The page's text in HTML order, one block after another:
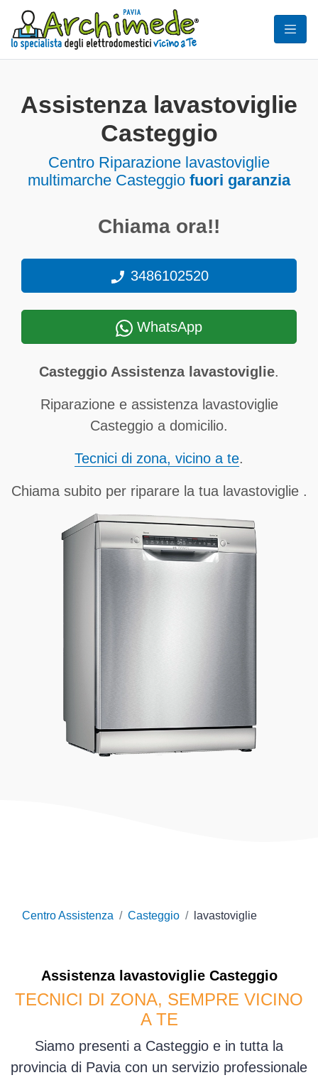
Assistenza lavastoviglie
Casteggio
Centro Riparazione lavastoviglie
multimarche Casteggio fuori garanzia
Chiama ora!!
3486102520
WhatsApp
Casteggio Assistenza lavastoviglie.
Riparazione e assistenza lavastoviglie
Casteggio a domicilio.
Tecnici di zona, vicino a te.
Chiama subito per riparare la tua lavastoviglie .
Centro Assistenza Casteggio lavastoviglie
Assistenza lavastoviglieCasteggio
TECNICI DI ZONA, SEMPRE VICINO
A TE
Siamo presenti a Casteggio e in tutta la
provincia di Pavia con un servizio professionale